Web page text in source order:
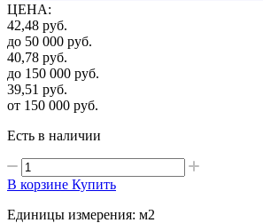
ЦЕНА:
42,48 руб.
до 50 000 руб.
40,78 руб.
до 150 000 руб.
39,51 руб.
от 150 000 руб.
Есть в наличии
В корзине Купить
Единицы измерения: м2